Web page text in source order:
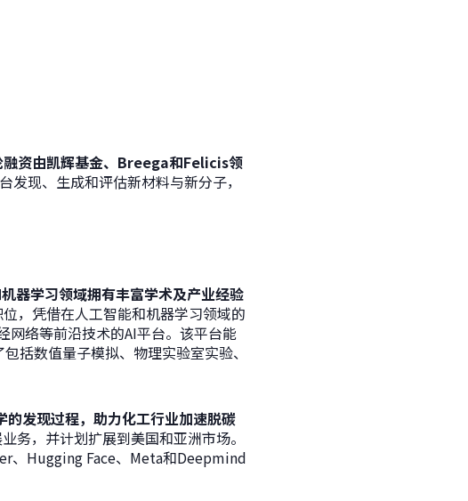
资由凯辉基金、Breega和Felicis领
现、生成和评估新材料与新分子，
器学习领域拥有丰富学术及产业经验
，凭借在人工智能和机器学习领域的
网络等前沿技术的AI平台。该平台能
括数值量子模拟、物理实验室实验、
发现过程，助力化工行业加速脱碳
务，并计划扩展到美国和亚洲市场。
、 Hugging Face、Meta和Deepmind